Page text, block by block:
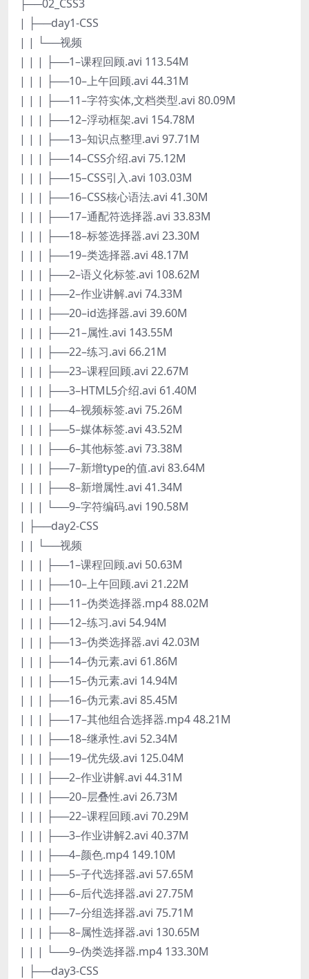
├──02_CSS3
| ├──day1-CSS
| | └──视频
| | | ├──1–课程回顾.avi 113.54M
| | | ├──10–上午回顾.avi 44.31M
| | | ├──11–字符实体,文档类型.avi 80.09M
| | | ├──12–浮动框架.avi 154.78M
| | | ├──13–知识点整理.avi 97.71M
| | | ├──14–CSS介绍.avi 75.12M
| | | ├──15–CSS引入.avi 103.03M
| | | ├──16–CSS核心语法.avi 41.30M
| | | ├──17–通配符选择器.avi 33.83M
| | | ├──18–标签选择器.avi 23.30M
| | | ├──19–类选择器.avi 48.17M
| | | ├──2–语义化标签.avi 108.62M
| | | ├──2–作业讲解.avi 74.33M
| | | ├──20–id选择器.avi 39.60M
| | | ├──21–属性.avi 143.55M
| | | ├──22–练习.avi 66.21M
| | | ├──23–课程回顾.avi 22.67M
| | | ├──3–HTML5介绍.avi 61.40M
| | | ├──4–视频标签.avi 75.26M
| | | ├──5–媒体标签.avi 43.52M
| | | ├──6–其他标签.avi 73.38M
| | | ├──7–新增type的值.avi 83.64M
| | | ├──8–新增属性.avi 41.34M
| | | └──9–字符编码.avi 190.58M
| ├──day2-CSS
| | └──视频
| | | ├──1–课程回顾.avi 50.63M
| | | ├──10–上午回顾.avi 21.22M
| | | ├──11–伪类选择器.mp4 88.02M
| | | ├──12–练习.avi 54.94M
| | | ├──13–伪类选择器.avi 42.03M
| | | ├──14–伪元素.avi 61.86M
| | | ├──15–伪元素.avi 14.94M
| | | ├──16–伪元素.avi 85.45M
| | | ├──17–其他组合选择器.mp4 48.21M
| | | ├──18–继承性.avi 52.34M
| | | ├──19–优先级.avi 125.04M
| | | ├──2–作业讲解.avi 44.31M
| | | ├──20–层叠性.avi 26.73M
| | | ├──22–课程回顾.avi 70.29M
| | | ├──3–作业讲解2.avi 40.37M
| | | ├──4–颜色.mp4 149.10M
| | | ├──5–子代选择器.avi 57.65M
| | | ├──6–后代选择器.avi 27.75M
| | | ├──7–分组选择器.avi 75.71M
| | | ├──8–属性选择器.avi 130.65M
| | | └──9–伪类选择器.mp4 133.30M
| ├──day3-CSS